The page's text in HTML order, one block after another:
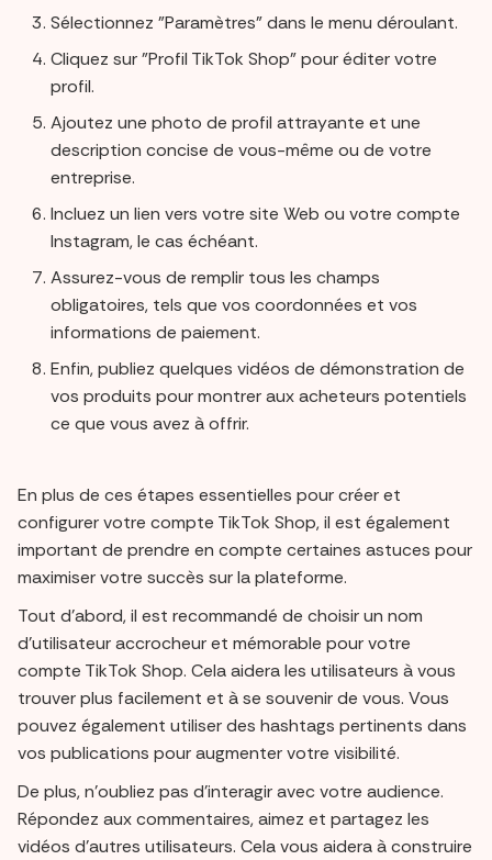
Sélectionnez "Paramètres" dans le menu déroulant.
Cliquez sur "Profil TikTok Shop" pour éditer votre
profil.
Ajoutez une photo de profil attrayante et une
description concise de vous-même ou de votre
entreprise.
Incluez un lien vers votre site Web ou votre compte
Instagram, le cas échéant.
Assurez-vous de remplir tous les champs
obligatoires, tels que vos coordonnées et vos
informations de paiement.
Enfin, publiez quelques vidéos de démonstration de
vos produits pour montrer aux acheteurs potentiels
ce que vous avez à offrir.
En plus de ces étapes essentielles pour créer et
configurer votre compte TikTok Shop, il est également
important de prendre en compte certaines astuces pour
maximiser votre succès sur la plateforme.
Tout d'abord, il est recommandé de choisir un nom
d'utilisateur accrocheur et mémorable pour votre
compte TikTok Shop. Cela aidera les utilisateurs à vous
trouver plus facilement et à se souvenir de vous. Vous
pouvez également utiliser des hashtags pertinents dans
vos publications pour augmenter votre visibilité.
De plus, n'oubliez pas d'interagir avec votre audience.
Répondez aux commentaires, aimez et partagez les
vidéos d'autres utilisateurs. Cela vous aidera à construire